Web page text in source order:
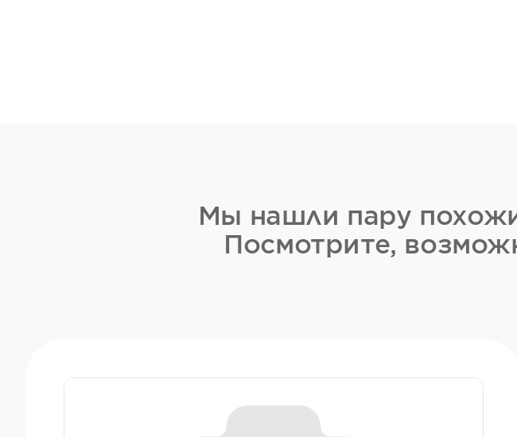
Мы нашли пару
Посмотрите,